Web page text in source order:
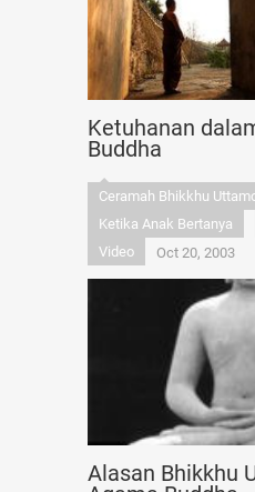
Ketuhanan
Buddha
Ceramah Bhikkhu
Ketika Anak Bertanya
Video
Oct 20, 2003
Alasan Bhikkhu